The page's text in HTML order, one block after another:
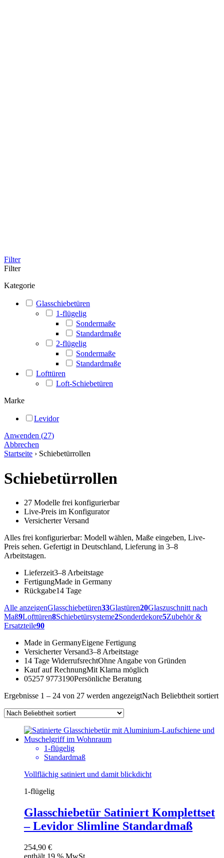
Filter
Filter
Kategorie
Glasschiebetüren
1-flügelig
Sondermaße
Standardmaße
2-flügelig
Sondermaße
Standardmaße
Lofttüren
Loft-Schiebetüren
Marke
Levidor
Anwenden (27)
Abbrechen
Startseite › Schiebetürrollen
Schiebetürrollen
27 Modelle frei konfigurierbar
Live-Preis im Konfigurator
Versicherter Versand
Alles frei konfigurierbar: Modell wählen, Maße eingeben, Live-
Preis sehen. Gefertigt in Deutschland, Lieferung in 3–8
Arbeitstagen.
Lieferzeit3–8 Arbeitstage
FertigungMade in Germany
Rückgabe14 Tage
Alle anzeigenGlasschiebetüren33Glastüren20Glaszuschnitt nach
Maß9Lofttüren8Schiebetürsysteme2Sonderdekore5Zubehör &
Ersatzteile90
Made in GermanyEigene Fertigung
Versicherter Versand3–8 Arbeitstage
14 Tage WiderrufsrechtOhne Angabe von Gründen
Kauf auf RechnungMit Klarna möglich
05257 9773190Persönliche Beratung
Ergebnisse 1 – 24 von 27 werden angezeigtNach Beliebtheit sortiert
1-flügelig
Standardmaß
Vollflächig satiniert und damit blickdicht
1-flügelig
Glasschiebetür Satiniert Komplettset
– Levidor Slimline Standardmaß
254,90 €
enthält 19 % MwSt.